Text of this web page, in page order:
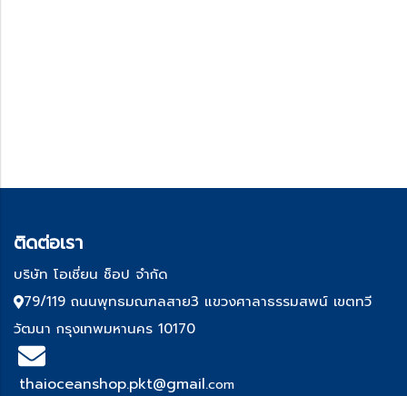
ติดต่อเรา
บริษัท โอเชี่ยน ช็อป จำกัด
79/119 ถนนพุทธมณฑลสาย3 แขวงศาลาธรรมสพน์ เขตทวี
วัฒนา กรุงเทพมหานคร 10170
thaioceanshop.pkt@gmail.com